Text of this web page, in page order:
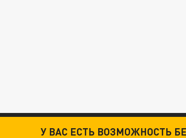
У ВАС ЕСТЬ ВОЗМОЖНОСТЬ